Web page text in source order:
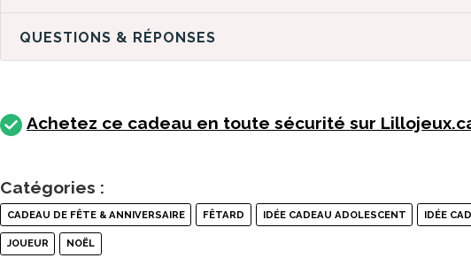
QUESTIONS & RÉPONSES
Achetez ce cadeau en toute sécurité sur
Catégories :
CADEAU DE FÊTE & ANNIVERSAIRE FÊTARD IDÉE CADEAU ADOLESCENT IDÉE
JOUEUR NOËL